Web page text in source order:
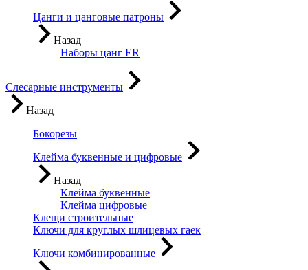
Цанги и цанговые патроны
Назад
Наборы цанг ER
Слесарные инструменты
Назад
Бокорезы
Клейма буквенные и цифровые
Назад
Клейма буквенные
Клейма цифровые
Клещи строительные
Ключи для круглых шлицевых гаек
Ключи комбинированные